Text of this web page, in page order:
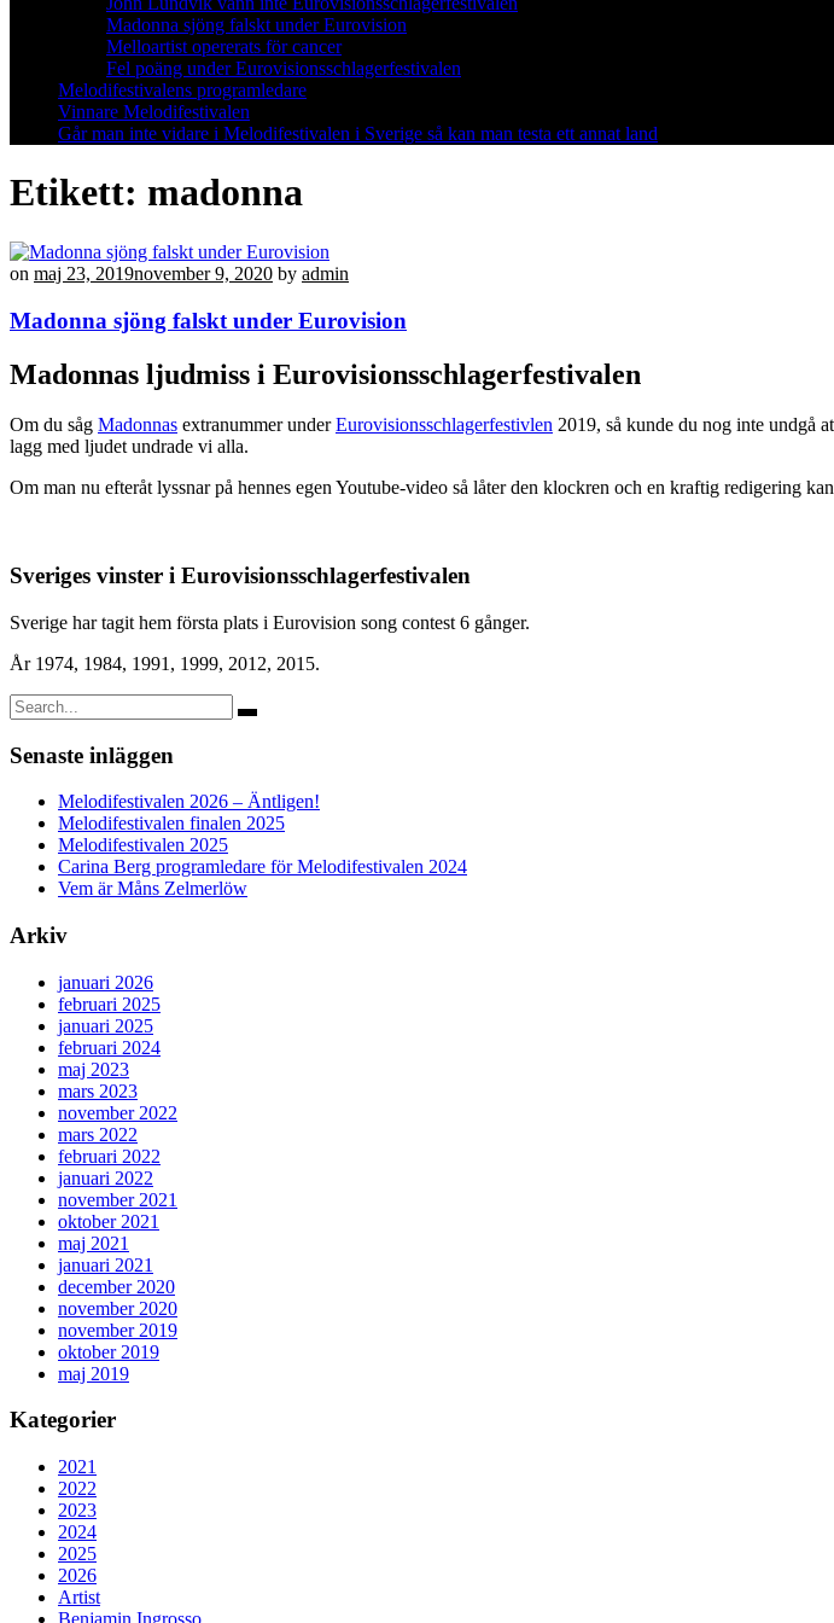
Madonna sjöng falskt under Eurovision
Melloartist opererats för cancer
Fel poäng under Eurovisionsschlagerfestivalen
Melodifestivalens programledare
Vinnare Melodifestivalen
Går man inte vidare i Melodifestivalen i Sverige så kan man testa ett annat land
Etikett: madonna
on maj 23, 2019november 9, 2020 by admin
Madonna sjöng falskt under Eurovision
Madonnas ljudmiss i Eurovisionsschlagerfestivalen
Om du såg Madonnas extranummer underEurovisionsschlagerfestivlen 2019, så kunde du nog inte undgå
lagg med ljudet undrade vi alla.
Om man nu efteråt lyssnar på hennes egen Youtube-video så låter den klockren och en kraftig redigering
Sveriges vinster i Eurovisionsschlagerfestivalen
Sverige har tagit hem första plats i Eurovision song contest 6 gånger.
År 1974, 1984, 1991, 1999, 2012, 2015.
Search:
Senaste inläggen
Melodifestivalen 2026 – Äntligen!
Melodifestivalen finalen 2025
Melodifestivalen 2025
Carina Berg programledare för Melodifestivalen 2024
Vem är Måns Zelmerlöw
Arkiv
januari 2026
februari 2025
januari 2025
februari 2024
maj 2023
mars 2023
november 2022
mars 2022
februari 2022
januari 2022
november 2021
oktober 2021
maj 2021
januari 2021
december 2020
november 2020
november 2019
oktober 2019
maj 2019
Kategorier
2021
2022
2023
2024
2025
2026
Artist